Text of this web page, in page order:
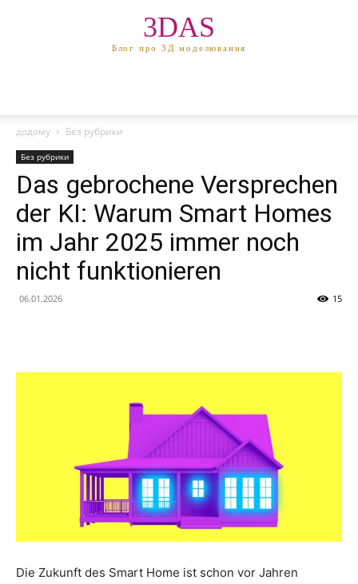
3DAS
Блог про 3Д моделювання
додому Без рубрики
Без рубрики
Das gebrochene Versprechen
der KI: Warum Smart Homes
im Jahr 2025 immer noch
nicht funktionieren
06.01.2026 15
Die Zukunft des Smart Home ist schon vor Jahren